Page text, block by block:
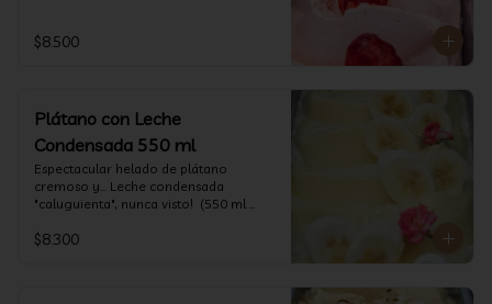
$8.500
Plátano con Leche
Condensada 550 ml
Espectacular helado de plátano
cremoso y... Leche condensada
"caluguienta", nunca visto!  (550 ml
$8.300